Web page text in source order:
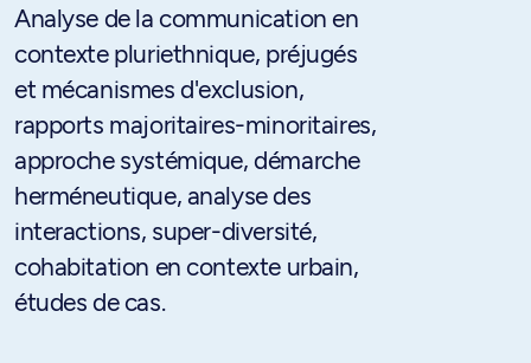
Analyse de la communication en
contexte pluriethnique, préjugés
et mécanismes d'exclusion,
rapports majoritaires-minoritaires,
approche systémique, démarche
herméneutique, analyse des
interactions, super-diversité,
cohabitation en contexte urbain,
études de cas.